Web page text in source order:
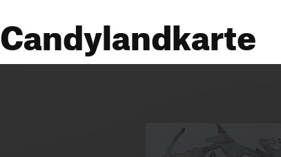
Candylandkarte